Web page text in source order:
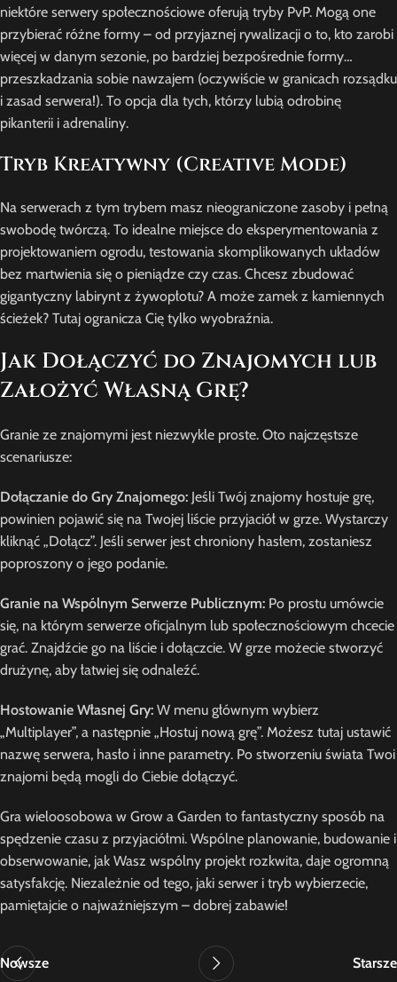
niektóre serwery społecznościowe oferują tryby PvP. Mogą one
przybierać różne formy – od przyjaznej rywalizacji o to, kto zarobi
więcej w danym sezonie, po bardziej bezpośrednie formy…
przeszkadzania sobie nawzajem (oczywiście w granicach rozsądku
i zasad serwera!). To opcja dla tych, którzy lubią odrobinę
pikanterii i adrenaliny.
Tryb Kreatywny (Creative Mode)
Na serwerach z tym trybem masz nieograniczone zasoby i pełną
swobodę twórczą. To idealne miejsce do eksperymentowania z
projektowaniem ogrodu, testowania skomplikowanych układów
bez martwienia się o pieniądze czy czas. Chcesz zbudować
gigantyczny labirynt z żywopłotu? A może zamek z kamiennych
ścieżek? Tutaj ogranicza Cię tylko wyobraźnia.
Jak Dołączyć do Znajomych lub
Założyć Własną Grę?
Granie ze znajomymi jest niezwykle proste. Oto najczęstsze
scenariusze:
Dołączanie do Gry Znajomego: Jeśli Twój znajomy hostuje grę,
powinien pojawić się na Twojej liście przyjaciół w grze. Wystarczy
kliknąć „Dołącz”. Jeśli serwer jest chroniony hasłem, zostaniesz
poproszony o jego podanie.
Granie na Wspólnym Serwerze Publicznym: Po prostu umówcie
się, na którym serwerze oficjalnym lub społecznościowym chcecie
grać. Znajdźcie go na liście i dołączcie. W grze możecie stworzyć
drużynę, aby łatwiej się odnaleźć.
Hostowanie Własnej Gry: W menu głównym wybierz
„Multiplayer”, a następnie „Hostuj nową grę”. Możesz tutaj ustawić
nazwę serwera, hasło i inne parametry. Po stworzeniu świata Twoi
znajomi będą mogli do Ciebie dołączyć.
Gra wieloosobowa w Grow a Garden to fantastyczny sposób na
spędzenie czasu z przyjaciółmi. Wspólne planowanie, budowanie i
obserwowanie, jak Wasz wspólny projekt rozkwita, daje ogromną
satysfakcję. Niezależnie od tego, jaki serwer i tryb wybierzecie,
pamiętajcie o najważniejszym – dobrej zabawie!
Nowsze Starsze